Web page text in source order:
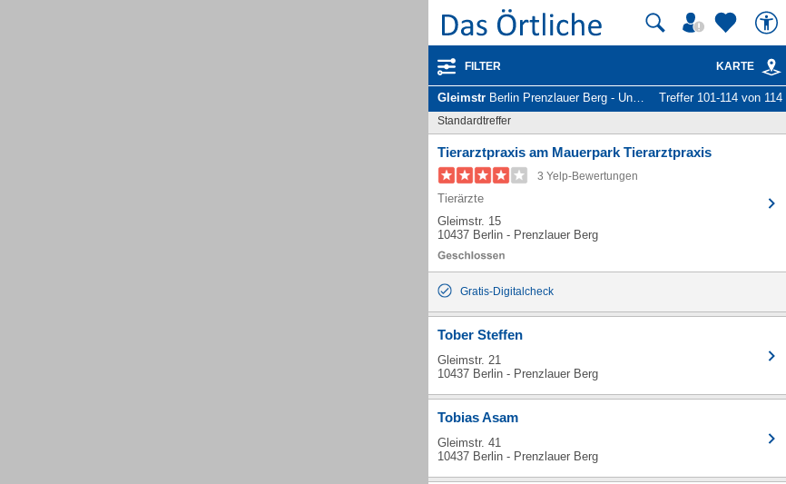
FILTER KARTE
Gleimstr Berlin Prenzlauer Berg - Unternehmen und Personen Treffer 101-114 von 114
Standardtreffer
Tierarztpraxis am Mauerpark Tierarztpraxis
3 Yelp-Bewertungen
Tierärzte
Gleimstr. 15
10437 Berlin - Prenzlauer Berg
Gratis-Digitalcheck
Tober Steffen
Gleimstr. 21
10437 Berlin - Prenzlauer Berg
Tobias Asam
Gleimstr. 41
10437 Berlin - Prenzlauer Berg